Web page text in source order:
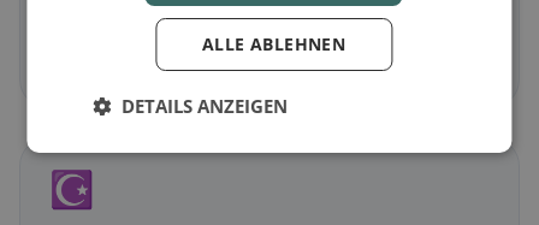
Glutenfreie Optionen & Community-Tipps
Jetzt entdecken →
☪️
ALLE ABLEHNEN
DETAILS ANZEIGEN